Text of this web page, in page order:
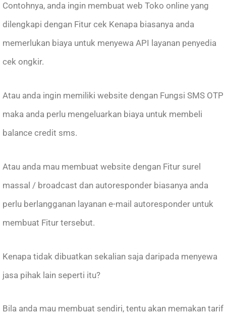
Contohnya, anda ingin membuat web Toko online yang
dilengkapi dengan Fitur cek Kenapa biasanya anda
memerlukan biaya untuk menyewa API layanan penyedia
cek ongkir.
Atau anda ingin memiliki website dengan Fungsi SMS OTP
maka anda perlu mengeluarkan biaya untuk membeli
balance credit sms.
Atau anda mau membuat website dengan Fitur surel
massal / broadcast dan autoresponder biasanya anda
perlu berlangganan layanan e-mail autoresponder untuk
membuat Fitur tersebut.
Kenapa tidak dibuatkan sekalian saja daripada menyewa
jasa pihak lain seperti itu?
Bila anda mau membuat sendiri, tentu akan memakan tarif